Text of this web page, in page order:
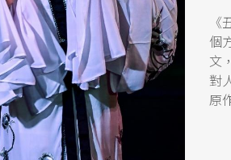
個
文
對
原